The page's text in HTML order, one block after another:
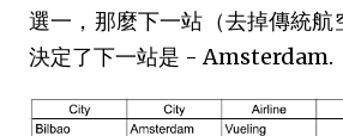
選一，那麼下一站（去掉傳統航
決定了下一站是 - Amsterdam.